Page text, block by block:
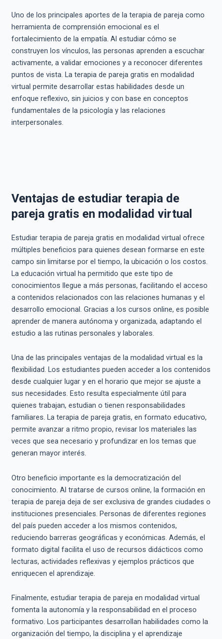
Uno de los principales aportes de la terapia de pareja como
herramienta de comprensión emocional es el
fortalecimiento de la empatía. Al estudiar cómo se
construyen los vínculos, las personas aprenden a escuchar
activamente, a validar emociones y a reconocer diferentes
puntos de vista. La terapia de pareja gratis en modalidad
virtual permite desarrollar estas habilidades desde un
enfoque reflexivo, sin juicios y con base en conceptos
fundamentales de la psicología y las relaciones
interpersonales.
Ventajas de estudiar terapia de
pareja gratis en modalidad virtual
Estudiar terapia de pareja gratis en modalidad virtual ofrece
múltiples beneficios para quienes desean formarse en este
campo sin limitarse por el tiempo, la ubicación o los costos.
La educación virtual ha permitido que este tipo de
conocimientos llegue a más personas, facilitando el acceso
a contenidos relacionados con las relaciones humanas y el
desarrollo emocional. Gracias a los cursos online, es posible
aprender de manera autónoma y organizada, adaptando el
estudio a las rutinas personales y laborales.
Una de las principales ventajas de la modalidad virtual es la
flexibilidad. Los estudiantes pueden acceder a los contenidos
desde cualquier lugar y en el horario que mejor se ajuste a
sus necesidades. Esto resulta especialmente útil para
quienes trabajan, estudian o tienen responsabilidades
familiares. La terapia de pareja gratis, en formato educativo,
permite avanzar a ritmo propio, revisar los materiales las
veces que sea necesario y profundizar en los temas que
generan mayor interés.
Otro beneficio importante es la democratización del
conocimiento. Al tratarse de cursos online, la formación en
terapia de pareja deja de ser exclusiva de grandes ciudades o
instituciones presenciales. Personas de diferentes regiones
del país pueden acceder a los mismos contenidos,
reduciendo barreras geográficas y económicas. Además, el
formato digital facilita el uso de recursos didácticos como
lecturas, actividades reflexivas y ejemplos prácticos que
enriquecen el aprendizaje.
Finalmente, estudiar terapia de pareja en modalidad virtual
fomenta la autonomía y la responsabilidad en el proceso
formativo. Los participantes desarrollan habilidades como la
organización del tiempo, la disciplina y el aprendizaje